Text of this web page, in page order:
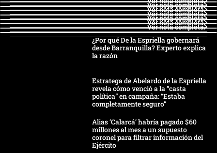
Ver nota completa
Ver nota completa
Ver nota completa
Ver nota completa
Ver nota completa
Ver nota completa
¿Por qué De la Espriella gobernará
desde Barranquilla? Experto explica
la razón
Estratega de Abelardo de la Espriella
revela cómo venció a la “casta
política” en campaña: “Estaba
completamente seguro”
Alias ‘Calarcá’ habría pagado $60
millones al mes a un supuesto
coronel para filtrar información del
Ejército